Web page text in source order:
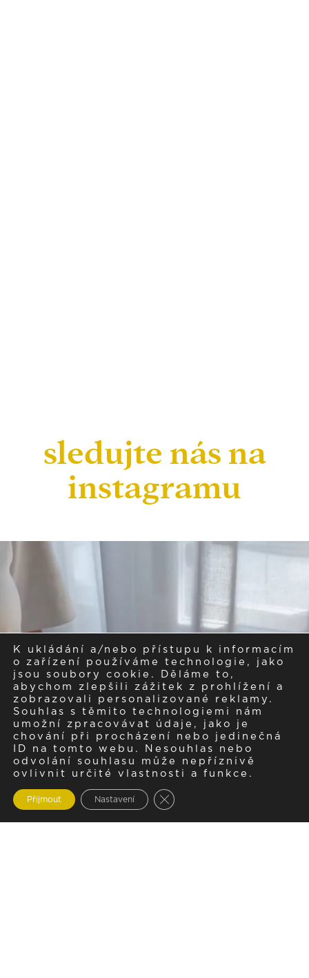
sledujte nás na
instagramu
K ukládání a/nebo přístupu k informacím
o zařízení používáme technologie, jako
jsou soubory cookie. Děláme to,
abychom zlepšili zážitek z prohlížení a
zobrazovali personalizované reklamy.
Souhlas s těmito technologiemi nám
umožní zpracovávat údaje, jako je
chování při procházení nebo jedinečná
ID na tomto webu. Nesouhlas nebo
odvolání souhlasu může nepříznivě
ovlivnit určité vlastnosti a funkce.
Přijmout Nastavení Zavřít cookie lištu GDPR